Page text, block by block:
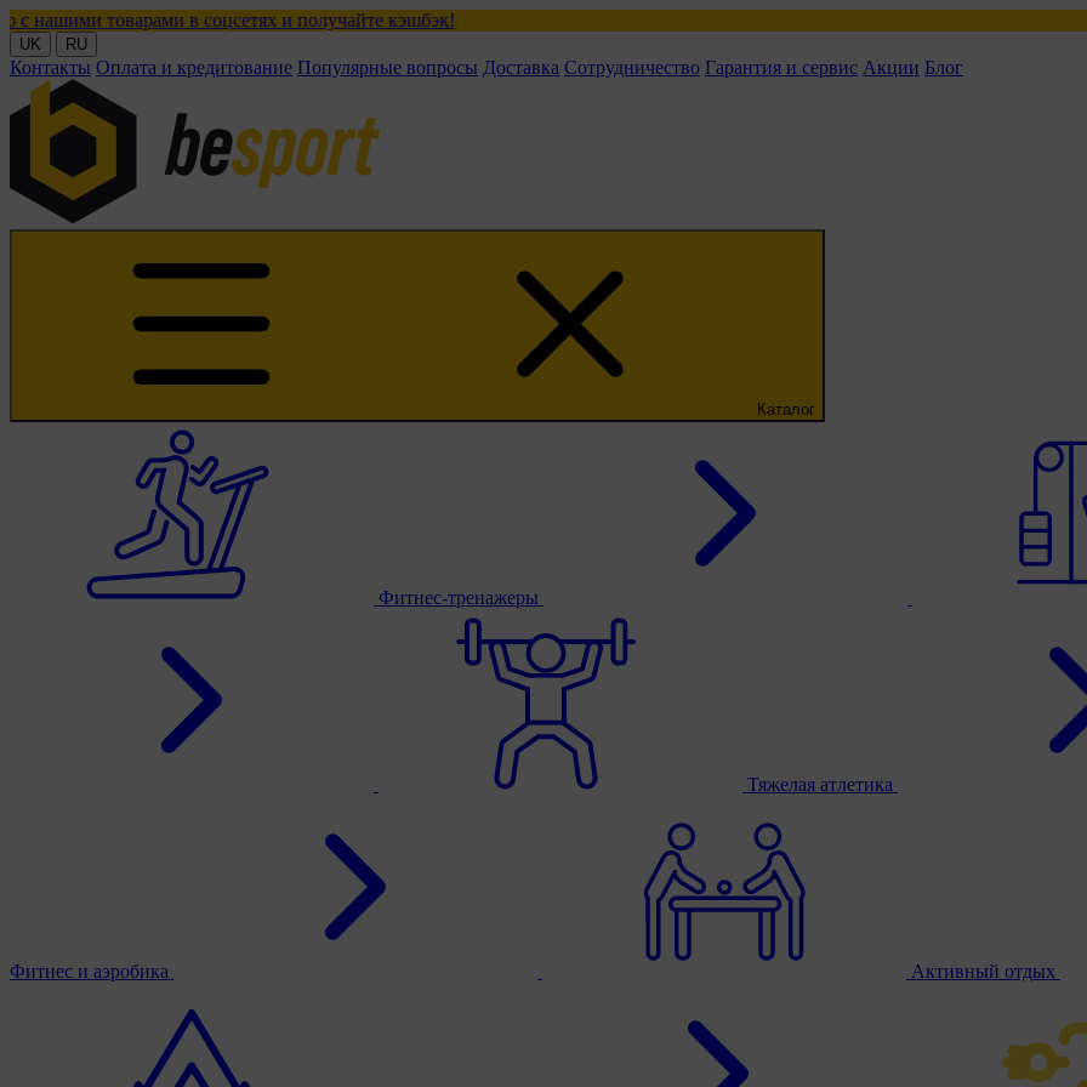
в соцсетях и получайте кэшбэк!
UK RU
Контакты Оплата и кредитование Популярные вопросы Доставка Сотрудничество Гарантия и сервис Акции Блог
Каталог
Фитнес-тренажеры
Тяжелая атлетика
Фитнес и аэробика Активный отдых